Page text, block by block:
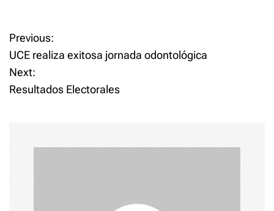
P
o
s
t
n
a
v
Previous:
UCE realiza exitosa jornada odontológica
Next:
Resultados Electorales